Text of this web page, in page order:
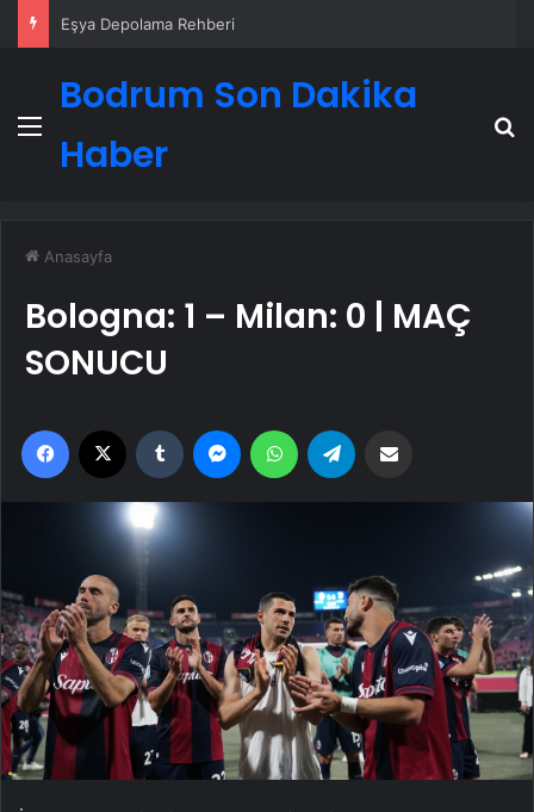
Eşya Depolama Rehberi
Menü
Bodrum Son Dakika
Haber
Anasayfa
Bologna: 1 – Milan: 0 | MAÇ
SONUCU
Facebook Tumblr MessengerWhatsApp